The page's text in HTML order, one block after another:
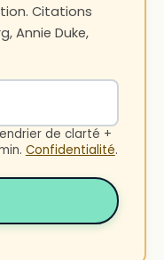
Citations
Annie Duke,
de clarté +
Confidentialité.